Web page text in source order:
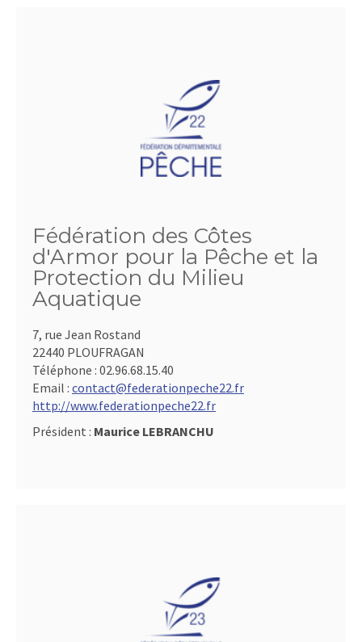
Fédération des Côtes
d'Armor pour la Pêche et la
Protection du Milieu
Aquatique
7, rue Jean Rostand
22440 PLOUFRAGAN
Téléphone : 02.96.68.15.40
Email : contact@federationpeche22.fr
http://www.federationpeche22.fr
Président : Maurice LEBRANCHU